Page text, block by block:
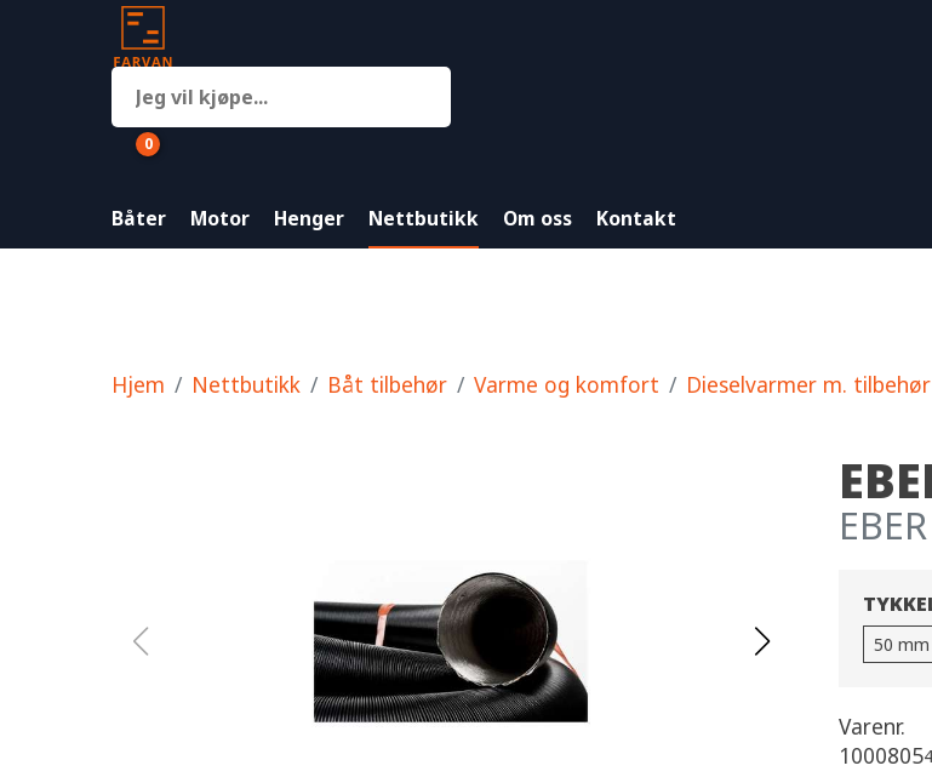
0
Båter Motor Henger Nettbutikk Om oss Kontakt
Hjem Nettbutikk Båt tilbehør Varme og komfort Dieselvarmer m. tilbehør
50 mm
Varenr.
1000805